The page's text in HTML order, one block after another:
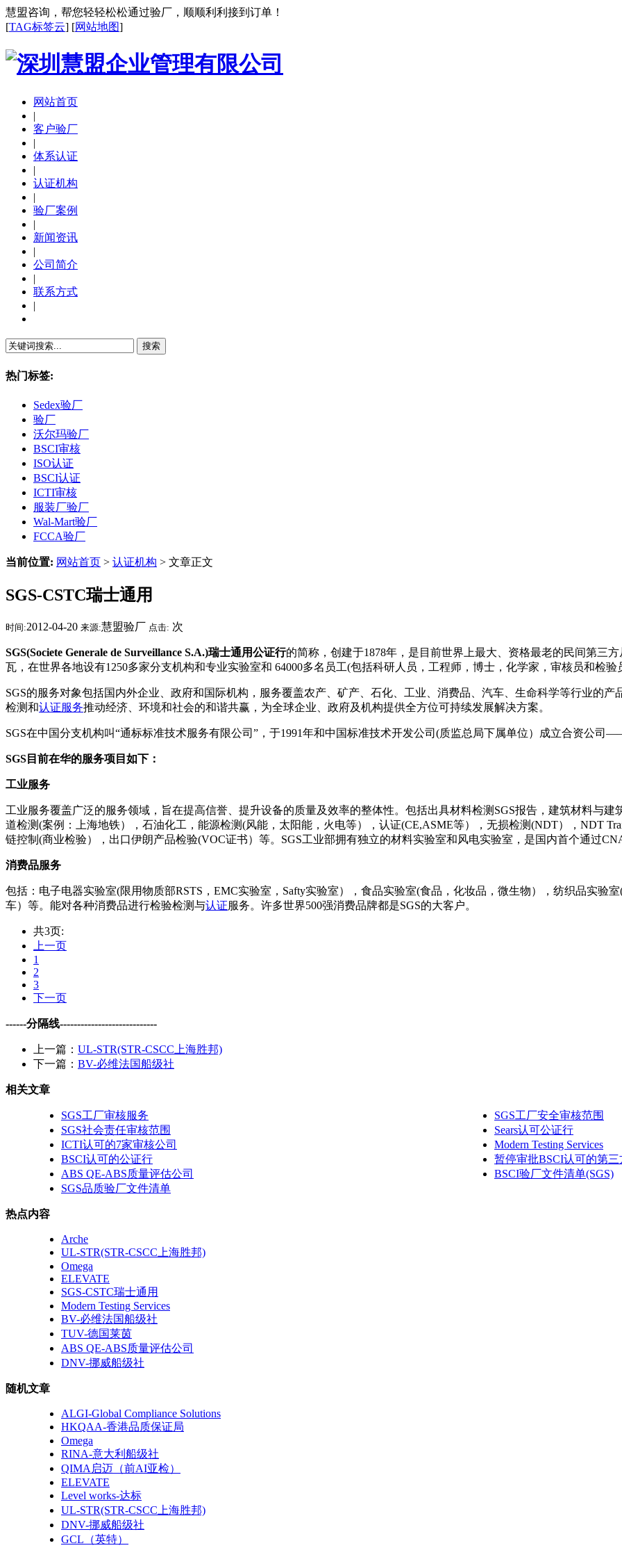
慧盟咨询，帮您轻轻松松通过验厂，顺顺利利接到订单！
[TAG标签云] [网站地图]
网站首页
|
客户验厂
|
体系认证
|
认证机构
|
验厂案例
|
新闻资讯
|
公司简介
|
联系方式
|
热门标签:
Sedex验厂
验厂
沃尔玛验厂
BSCI审核
ISO认证
BSCI认证
ICTI审核
服装厂验厂
Wal-Mart验厂
FCCA验厂
当前位置: 网站首页 > 认证机构 > 文章正文
SGS-CSTC瑞士通用
时间:2012-04-20 来源:慧盟验厂 点击: 次
SGS(Societe Generale de Surveillance S.A.)瑞士通用公证行的简称，创建于1878年，是目前世界上最大、资格最老的民间第三
瓦，在世界各地设有1250多家分支机构和专业实验室和 64000多名员工(包括科研人员，工程师，博士，化学家，审核员和检
SGS的服务对象包括国内外企业、政府和国际机构，服务覆盖农产、矿产、石化、工业、消费品、汽车、生命科学等行业的
检测和认证服务推动经济、环境和社会的和谐共赢，为全球企业、政府及机构提供全方位可持续发展解决方案。
SGS在中国分支机构叫“通标标准技术服务有限公司”，于1991年和中国标准技术开发公司(质监总局下属单位）成立合资公司
SGS目前在华的服务项目如下：
工业服务
工业服务覆盖广泛的服务领域，旨在提高信誉、提升设备的质量及效率的整体性。包括出具材料检测SGS报告，建筑材料与
道检测(案例：上海地铁），石油化工，能源检测(风能，太阳能，火电等），认证(CE,ASME等），无损检测(NDT），NDT
链控制(商业检验），出口伊朗产品检验(VOC证书）等。SGS工业部拥有独立的材料实验室和风电实验室，是国内首个通过
消费品服务
包括：电子电器实验室(限用物质部RSTS，EMC实验室，Safty实验室），食品实验室(食品，化妆品，微生物），纺织品实验
车）等。能对各种消费品进行检验检测与认证服务。许多世界500强消费品牌都是SGS的大客户。
共3页:
上一页
1
2
3
下一页
------分隔线----------------------------
上一篇： UL-STR(STR-CSCC上海胜邦)
下一篇： BV-必维法国船级社
相关文章
SGS工厂审核服务
SGS工厂安全审核范围
SGS社会责任审核范围
Sears认可公证行
ICTI认可的7家审核公司
Modern Testing Services
BSCI认可的公证行
暂停审批BSCI认可的第三
ABS QE-ABS质量评估公司
BSCI验厂文件清单(SGS)
SGS品质验厂文件清单
热点内容
Arche
UL-STR(STR-CSCC上海胜邦)
Omega
ELEVATE
SGS-CSTC瑞士通用
Modern Testing Services
BV-必维法国船级社
TUV-德国莱茵
ABS QE-ABS质量评估公司
DNV-挪威船级社
随机文章
ALGI-Global Compliance Solutions
HKQAA-香港品质保证局
Omega
RINA-意大利船级社
QIMA启迈（前AI亚检）
ELEVATE
Level works-达标
UL-STR(STR-CSCC上海胜邦)
DNV-挪威船级社
GCL（英特）